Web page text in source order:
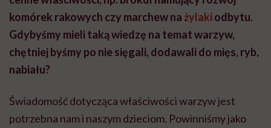
komórek rakowych czy marchew na żylaki odbytu.
Gdybyśmy mieli taką wiedzę na temat warzyw,
chętniej byśmy po nie sięgali, dodawali do mięs, ryb,
nabiału?
Świadomość dotycząca właściwości warzyw jest
potrzebna nam i naszym dzieciom. Powinniśmy jako